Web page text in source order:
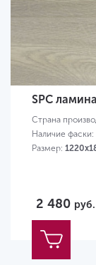
SPC
Страна
Наличие фаски:
Размер:
2 480 руб.